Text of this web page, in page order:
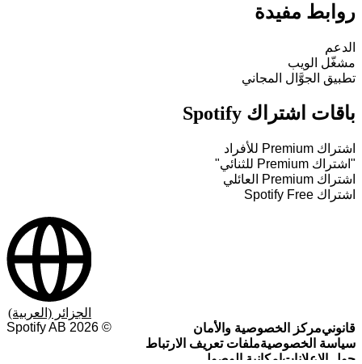
روابط مفيدة
الدعم
مشغّل الويب
تطبيق الجوَّال المجاني
باقات اشتراك Spotify
اشتراك Premium للأفراد
"اشتراك Premium للثنائي"
اشتراك Premium العائلي
اشتراك Spotify Free
قانونيمركز الخصوصية والأمان
سياسة الخصوصيةملفات تعريف الارتباط
حول الإعلاناتإمكانية الوصول
©
2026
الجزائر (العربية)